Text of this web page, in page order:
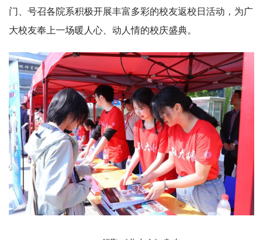
门、号召各院系积极开展丰富多彩的校友返校日活动，为广
大校友奉上一场暖人心、动人情的校庆盛典。